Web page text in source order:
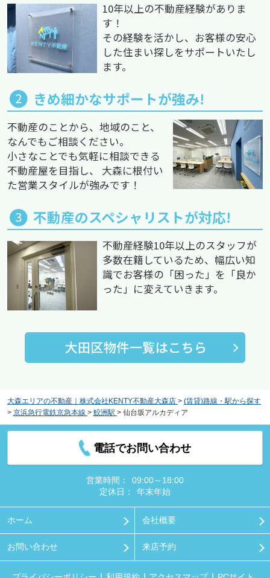
10年以上の不動産経験がありま
す！
その経験を活かし、お客様の安心
した住まい探しをサポートいたし
ます。
きめ細かなサポートが強み!
不動産のことから、地域のこと、
なんでもご相談ください。
小さなことでも気軽に相談できる
不動産屋を目指し、 大森に根付い
た営業スタイルが強みです！
不動産のスペシャリストが対応!
不動産経験10年以上のスタッフが
多数在籍しているため、幅広い知
識でお客様の「困った」を「良か
った」に変えていきます。
大森エリアの不動産｜株式会社KENTY不動産大森店 > (賃貸)路線・駅から探す
> 京浜急行電鉄京急本線 > 鮫洲駅 > 仙台坂アルカディア
電話でお問い合わせ
営業時間：
09:00～18:00
定休日：
年末年始
ホーム 会社概要
お問い合わせ 来店予約